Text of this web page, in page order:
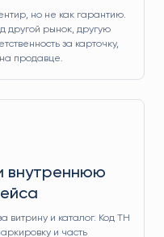
но не как гарантию.
другой рынок, другую
за карточку,
продавце.
внутреннюю
витрину и каталог. Код ТН
и часть